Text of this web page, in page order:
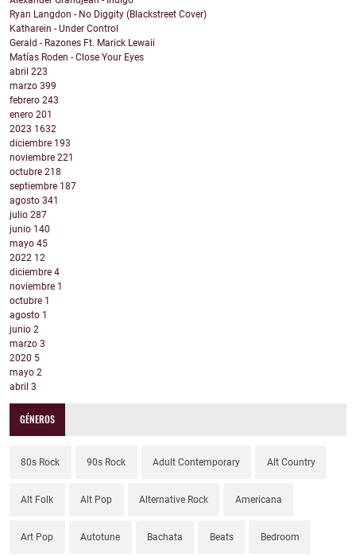
Ryan Langdon - No Diggity (Blackstreet Cover)
Katharein - Under Control
Gerald - Razones Ft. Marick Lewaii
Matías Roden - Close Your Eyes
abril 223
marzo 399
febrero 243
enero 201
2023 1632
diciembre 193
noviembre 221
octubre 218
septiembre 187
agosto 341
julio 287
junio 140
mayo 45
2022 12
diciembre 4
noviembre 1
octubre 1
agosto 1
junio 2
marzo 3
2020 5
mayo 2
abril 3
GÉNEROS
80s Rock 90s Rock Adult Contemporary Alt Country
Alt Folk Alt Pop Alternative Rock Americana
Art Pop Autotune Bachata Beats Bedroom